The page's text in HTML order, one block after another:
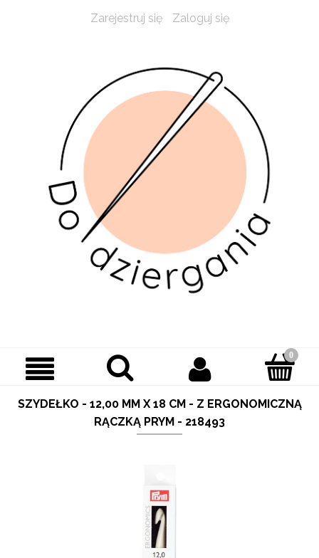
Zarejestruj się Zaloguj się
SZYDEŁKO - 12,00 MM X 18 CM - Z ERGONOMICZNĄ
RĄCZKĄ PRYM - 218493